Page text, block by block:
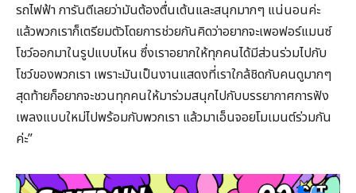
รถไฟฟ้า การันตีเลยว่ามันต้องตื่นเต้นและสนุกมากๆ แน่นอนค่ะ
แล้วพวกเราก็เตรียมตัวโดยการช่วยกันคิดว่าอยากจะเพอฟอร์แมนซ์
โชว์ออกมาในรูปแบบไหน ซึ่งเราอยากให้ทุกคนได้มีส่วนร่วมไปกับ
โชว์ของพวกเรา เพราะมันเป็นงานแสดงที่เราใกล้ชิดกับคนดูมากๆ
สุดท้ายก็อยากจะชวนทุกคนให้มาร่วมสนุกไปกับบรรยากาศการฟัง
เพลงแบบใหม่ไปพร้อมกับพวกเรา แล้วมาเอ็นจอยโมเมนต์ร่วมกัน
ค่ะ”